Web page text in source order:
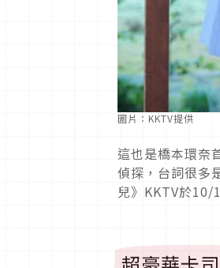
圖片：KKTV提供
這也是橋本環奈
偵探，台詞很多
兒》KKTV於10/